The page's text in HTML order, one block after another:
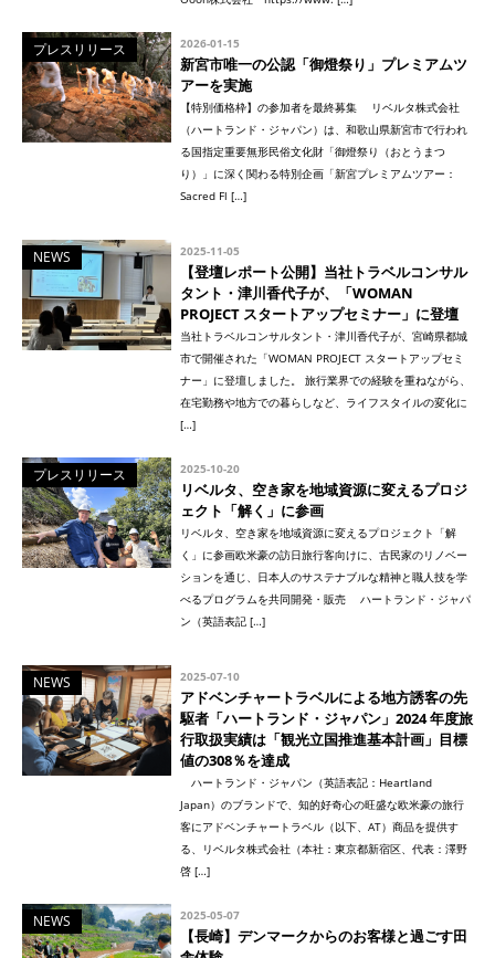
プレスリリース 2026-01-15
新宮市唯一の公認「御燈祭り」プレミアムツ
アーを実施
【特別価格枠】の参加者を最終募集 リベルタ株式会社
（ハートランド・ジャパン）は、和歌山県新宮市で行われ
る国指定重要無形民俗文化財「御燈祭り（おとうまつ
り）」に深く関わる特別企画「新宮プレミアムツアー：
Sacred Fl […]
NEWS 2025-11-05
【登壇レポート公開】当社トラベルコンサル
タント・津川香代子が、「WOMAN
PROJECT スタートアップセミナー」に登壇
当社トラベルコンサルタント・津川香代子が、宮崎県都城
市で開催された「WOMAN PROJECT スタートアップセミ
ナー」に登壇しました。 旅行業界での経験を重ねながら、
在宅勤務や地方での暮らしなど、ライフスタイルの変化に
[…]
プレスリリース 2025-10-20
リベルタ、空き家を地域資源に変えるプロジ
ェクト「解く」に参画
リベルタ、空き家を地域資源に変えるプロジェクト「解
く」に参画欧米豪の訪日旅行客向けに、古民家のリノベー
ションを通じ、日本人のサステナブルな精神と職人技を学
べるプログラムを共同開発・販売 ハートランド・ジャパ
ン（英語表記 […]
NEWS 2025-07-10
アドベンチャートラベルによる地方誘客の先
駆者「ハートランド・ジャパン」2024 年度旅
行取扱実績は「観光立国推進基本計画」目標
値の308％を達成
ハートランド・ジャパン（英語表記：Heartland
Japan）のブランドで、知的好奇心の旺盛な欧米豪の旅行
客にアドベンチャートラベル（以下、AT）商品を提供す
る、リベルタ株式会社（本社：東京都新宿区、代表：澤野
啓 […]
NEWS 2025-05-07
【長崎】デンマークからのお客様と過ごす田